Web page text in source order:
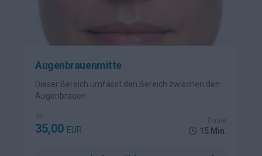
Augenbrauenmitte
Dieser Bereich umfasst den Bereich zwischen den
Augenbrauen.
ab
35,00 EUR
Dauer
15 Min.